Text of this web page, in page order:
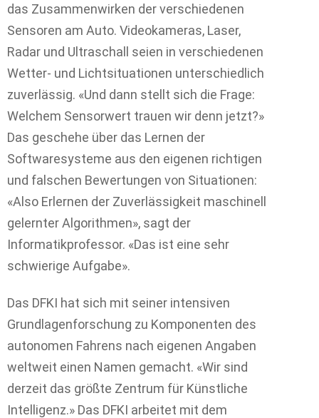
das Zusammenwirken der verschiedenen
Sensoren am Auto. Videokameras, Laser,
Radar und Ultraschall seien in verschiedenen
Wetter- und Lichtsituationen unterschiedlich
zuverlässig. «Und dann stellt sich die Frage:
Welchem Sensorwert trauen wir denn jetzt?»
Das geschehe über das Lernen der
Softwaresysteme aus den eigenen richtigen
und falschen Bewertungen von Situationen:
«Also Erlernen der Zuverlässigkeit maschinell
gelernter Algorithmen», sagt der
Informatikprofessor. «Das ist eine sehr
schwierige Aufgabe».
Das DFKI hat sich mit seiner intensiven
Grundlagenforschung zu Komponenten des
autonomen Fahrens nach eigenen Angaben
weltweit einen Namen gemacht. «Wir sind
derzeit das größte Zentrum für Künstliche
Intelligenz.» Das DFKI arbeitet mit dem